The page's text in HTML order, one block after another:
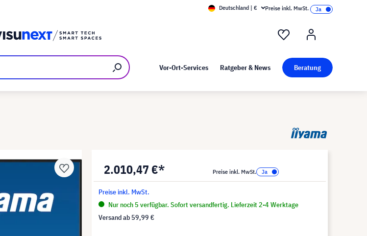
Kunst bei visunext
Deutschland | € Preise inkl. MwSt.
Vor-Ort-Services Ratgeber & News Beratung
2.010,47 €* Preise inkl. MwSt.
Preise inkl. MwSt.
Nur noch 5 verfügbar. Sofort versandfertig. Lieferzeit 2-4 Werktage
Versand ab 59,99 €